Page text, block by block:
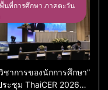
นที่การศึกษา ภาคตะวัน
ชาการของนักการศึกษา”
ระชุม ThaiCER 2026